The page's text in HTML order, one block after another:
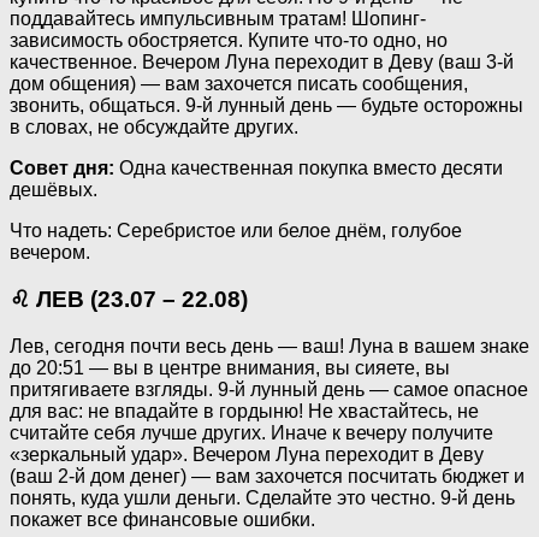
поддавайтесь импульсивным тратам! Шопинг-
зависимость обостряется. Купите что-то одно, но
качественное. Вечером Луна переходит в Деву (ваш 3-й
дом общения) — вам захочется писать сообщения,
звонить, общаться. 9-й лунный день — будьте осторожны
в словах, не обсуждайте других.
Совет дня: Одна качественная покупка вместо десяти
дешёвых.
Что надеть: Серебристое или белое днём, голубое
вечером.
♌ ЛЕВ (23.07 – 22.08)
Лев, сегодня почти весь день — ваш! Луна в вашем знаке
до 20:51 — вы в центре внимания, вы сияете, вы
притягиваете взгляды. 9-й лунный день — самое опасное
для вас: не впадайте в гордыню! Не хвастайтесь, не
считайте себя лучше других. Иначе к вечеру получите
«зеркальный удар». Вечером Луна переходит в Деву
(ваш 2-й дом денег) — вам захочется посчитать бюджет и
понять, куда ушли деньги. Сделайте это честно. 9-й день
покажет все финансовые ошибки.